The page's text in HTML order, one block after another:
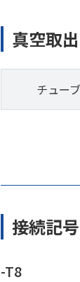
真空取
チュー
接続記号
-T8